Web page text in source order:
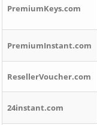
PremiumKeys.com
PremiumInstant.com
ResellerVoucher.com
24instant.com